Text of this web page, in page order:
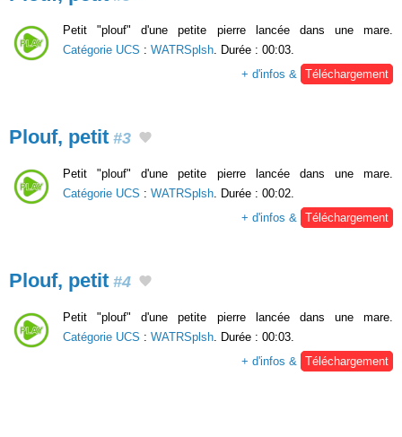
Petit "plouf" d'une petite pierre lancée dans une mare.
Catégorie UCS : WATRSplsh. Durée : 00:03.
+ d'infos & Téléchargement
Plouf, petit #3
Petit "plouf" d'une petite pierre lancée dans une mare.
Catégorie UCS : WATRSplsh . Durée : 00:02.
+ d'infos &
Téléchargement
Plouf, petit #4
Petit "plouf" d'une petite pierre lancée dans une mare.
Catégorie UCS : WATRSplsh . Durée : 00:03.
+ d'infos &
Téléchargement